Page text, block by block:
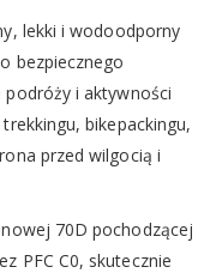
lekki i wodoodporny
bezpiecznego
i aktywności
bikepackingu,
przed wilgocią i
70D pochodzącej
PFC C0, skutecznie